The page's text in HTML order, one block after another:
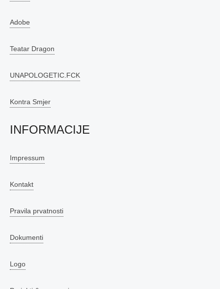
Adobe
Teatar Dragon
UNAPOLOGETIC.FCK
Kontra Smjer
INFORMACIJE
Impressum
Kontakt
Pravila prvatnosti
Dokumenti
Logo